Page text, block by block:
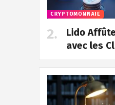
CRYPTOMONNAIE
Lido
avec les